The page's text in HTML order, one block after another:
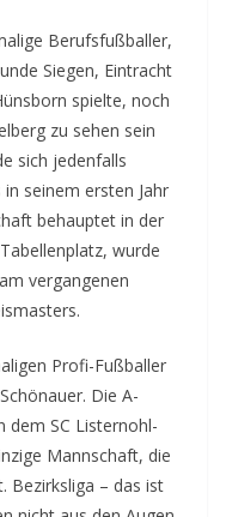
Berufsfußballer,
Siegen, Eintracht
spielte, noch
zu sehen sein
sich jedenfalls
seinem ersten Jahr
behauptet in der
wurde
vergangenen
Profi-Fußballer
Die A-
dem SC Listernohl-
Mannschaft, die
Bezirksliga – das ist